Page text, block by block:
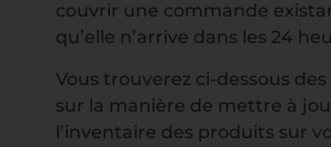
couvrir une commande
qu’elle n’arrive dans les 24
Vous trouverez ci-dessous
sur la manière de mettre à
l’inventaire des produits sur